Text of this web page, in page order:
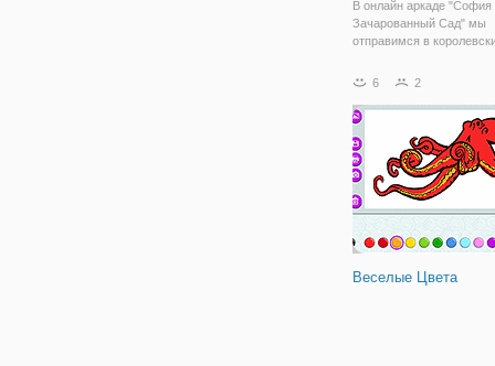
В онлайн аркаде "София
Зачарованный Сад" мы
отправимся в
действия. Принцесса
поэтому она решила
возле фонтана
6 2
Веселые Цвета